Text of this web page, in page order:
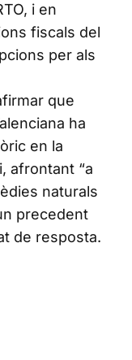
i en
fiscals del
per als
que
ha
en la
afrontant “a
naturals
precedent
de resposta.